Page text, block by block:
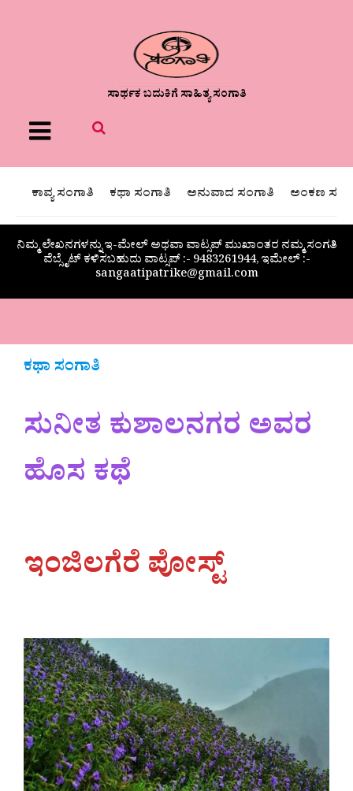
ಸಾರ್ಥಕ ಬದುಕಿಗೆ ಸಾಹಿತ್ಯ ಸಂಗಾತಿ
Menu
ಕಾವ್ಯ ಸಂಗಾತಿ ಕಥಾ ಸಂಗಾತಿ ಅನುವಾದ ಸಂಗಾತಿ ಅಂಕಣ
ನಿಮ್ಮ ಲೇಖನಗಳನ್ನು ಇ-ಮೇಲ್ ಅಥವಾ ವಾಟ್ಸಪ್ ಮುಖಾಂತರ ನಮ್ಮ ಸಂಗತಿ
ವೆಬ್ಸೈಟ್ ಕಳಿಸಬಹುದು ವಾಟ್ಸಪ್‌ :- 9483261944, ಇಮೇಲ್ :-
sangaatipatrike@gmail.com
ಕಥಾ ಸಂಗಾತಿ
ಸುನೀತ ಕುಶಾಲನಗರ ಅವರ
ಹೊಸ ಕಥೆ
ಇಂಜಿಲಗೆರೆ ಪೋಸ್ಟ್